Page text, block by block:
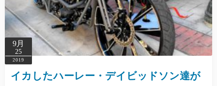
9月
25
2019
イカしたハーレー・デイビッドソン達が